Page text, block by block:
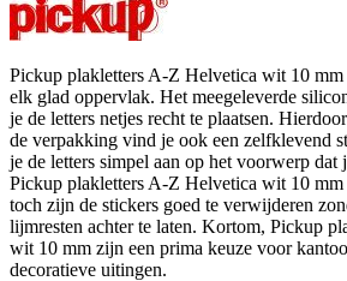
Pickup plakletters A-Z Helvetica wit 10
elk glad oppervlak. Het meegeleverde
je de letters netjes recht te plaatsen.
de verpakking vind je ook een zelfklevend
je de letters simpel aan op het voorwerp dat
Pickup plakletters A-Z Helvetica wit 10 mm
toch zijn de stickers goed te verwijderen
lijmresten achter te laten. Kortom, Pickup
wit 10 mm zijn een prima keuze voor
decoratieve uitingen.